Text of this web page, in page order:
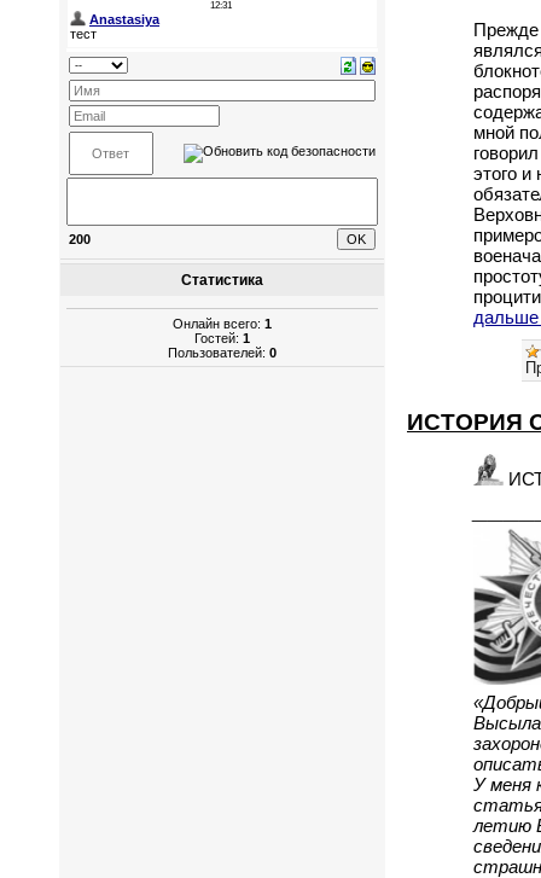
200
Статистика
Онлайн всего: 1
Гостей: 1
Пользователей: 0
Прежде
мной
этого и
дальше
ИСТОРИЯ
У меня
статья
летию